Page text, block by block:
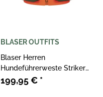
BLASER OUTFITS
Blaser Herren
Hundeführerweste Striker
DH
199,95 € *